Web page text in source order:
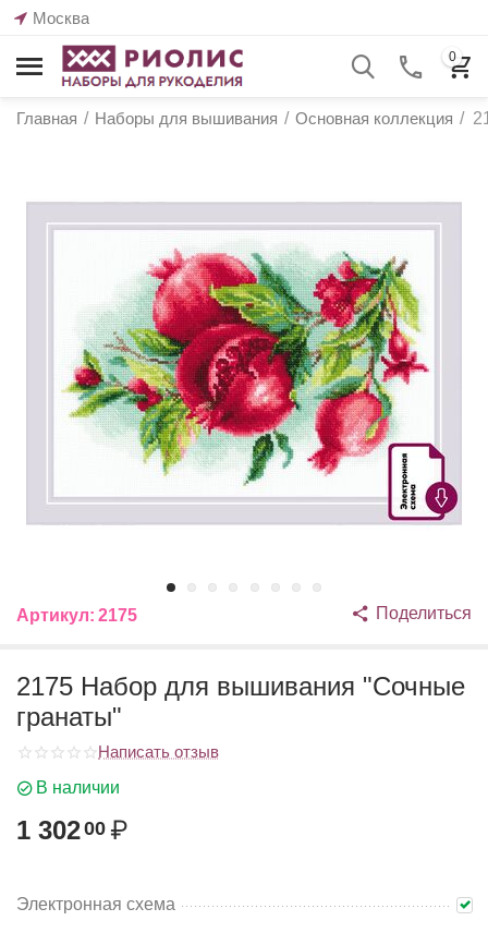
Москва
0
Главная / Наборы для вышивания / Основная коллекция /
Артикул: 2175 Поделиться
2175 Набор для вышивания "Сочные
гранаты"
Написать отзыв
В наличии
1 30200 ₽
Электронная схема